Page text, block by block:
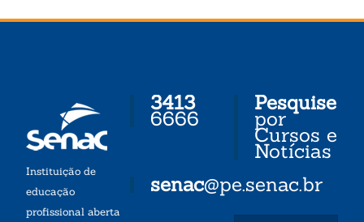
Instituição de
educação
profissional aberta
3413
6666
senac@pe.senac.br
Pesquise
por
Cursos e
Notícias